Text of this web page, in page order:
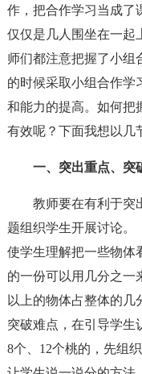
作，把合作学习当成了
仅仅是几人围坐在一起
师们都注意把握了小组
的时候采取小组合作学
和能力的提高。如何把
有效呢？下面我想以几
一、突出重点、突
教师要在有利于突
题组织学生开展讨论。
使学生理解把一些物体
的一份可以用几分之一
以上的物体占整体的几
突破难点，在引导学生
8个、12个桃的，先组